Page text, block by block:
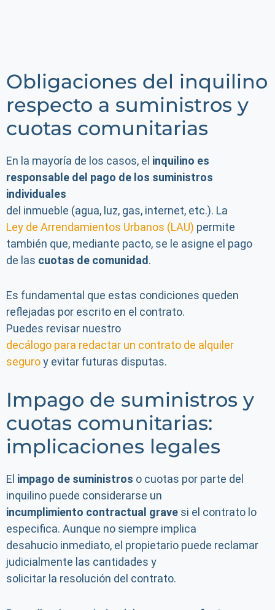
Obligaciones del inquilino
respecto a suministros y
cuotas comunitarias
En la mayoría de los casos, el inquilino es
responsable del pago de los suministros
individuales
del inmueble (agua, luz, gas, internet, etc.). La
Ley de Arrendamientos Urbanos (LAU) permite
también que, mediante pacto, se le asigne el pago
de las cuotas de comunidad .
Es fundamental que estas condiciones queden
reflejadas por escrito en el contrato.
Puedes revisar nuestro
decálogo para redactar un contrato de alquiler
seguroy evitar futuras disputas.
Impago de suministros y
cuotas comunitarias:
implicaciones legales
El impago de suministros o cuotas por parte del
inquilino puede considerarse un
incumplimiento contractual grave si el contrato lo
especifica. Aunque no siempre implica
desahucio inmediato, el propietario puede reclamar
judicialmente las cantidades y
solicitar la resolución del contrato.